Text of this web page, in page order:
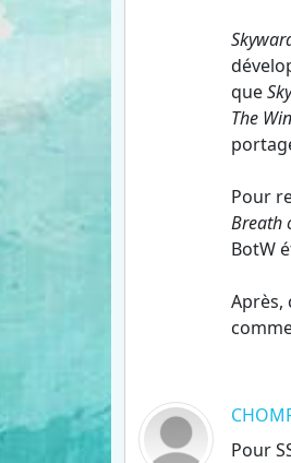
que
The
Pour
Breath
BotW
Après,
Pour